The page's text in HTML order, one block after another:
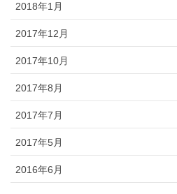
2018年1月
2017年12月
2017年10月
2017年8月
2017年7月
2017年5月
2016年6月